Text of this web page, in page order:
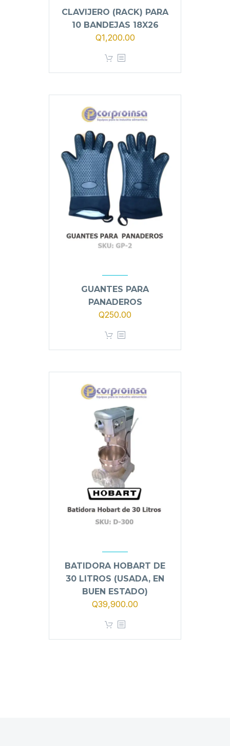
CLAVIJERO (RACK) PARA
10 BANDEJAS 18X26
El
original
era:
Q1,200.00El
es:
GUANTES PARA
PANADEROS
Q250.00
BATIDORA HOBART DE
30 LITROS (USADA, EN
BUEN ESTADO)
Q39,900.00